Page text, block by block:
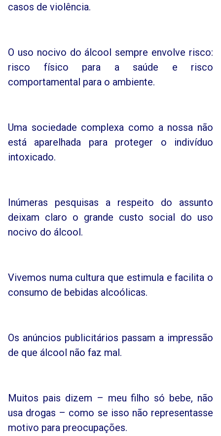
casos de violência.
O uso nocivo do álcool sempre envolve risco:
risco físico para a saúde e risco
comportamental para o ambiente.
Uma sociedade complexa como a nossa não
está aparelhada para proteger o indivíduo
intoxicado.
Inúmeras pesquisas a respeito do assunto
deixam claro o grande custo social do uso
nocivo do álcool.
Vivemos numa cultura que estimula e facilita o
consumo de bebidas alcoólicas.
Os anúncios publicitários passam a impressão
de que álcool não faz mal.
Muitos pais dizem – meu filho só bebe, não
usa drogas – como se isso não representasse
motivo para preocupações.